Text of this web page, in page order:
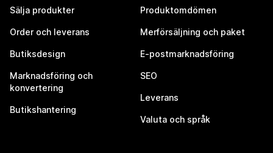
Sälja produkter
Order och leverans
Butiksdesign
Marknadsföring och
konvertering
Butikshantering
Produktomdömen
Merförsäljning och paket
E-postmarknadsföring
SEO
Leverans
Valuta och språk